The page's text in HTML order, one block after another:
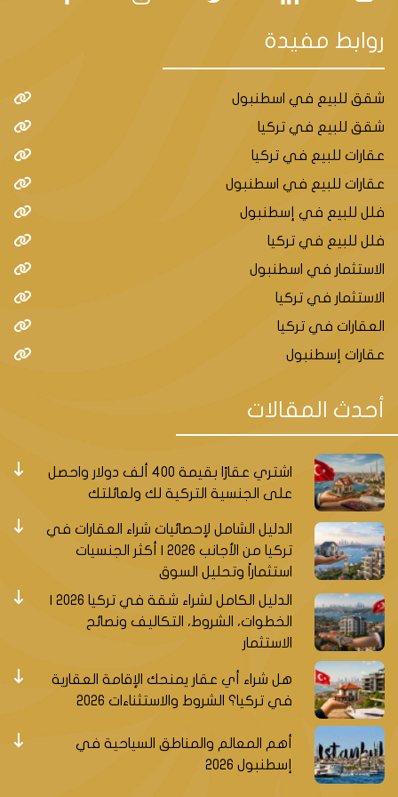
لتركيا وتشكل مقراً للمباني الحكومية والجامعات
والشركات الكبرى. تعتبر تشانكايا، ينيماهالي، وكيجيورين
من أفضل المناطق للاستثمار العقاري في أنقرة.
أما مدينة بورصة فهي مدينة مشهورة بجمالها التاريخي
والطبيعي. كما أنها أحد أهم مراكز صناعة السيارات
ويلدريم من أفضل المناطق للاستثمار العقاري في بورصة.
هل شراء شقة بالتقسيط في تركيا آمن؟
يمكن أن يكون شراء عقار بالتقسيط في تركيا خيارًا آمناً
وجذابًا للعديد من الأشخاص، ولكن من المهم الانتباه إلى
شراء العقارات أكثر أمانًا. وذلك من خلال البحث عن وكيل
عقاري موثوق عند شراء عقار بالتقسيط ويمكنك تقييم
موثوقية الوكيل العقاري من خلال التحقق من المعاملات
السابقة للوكيل العقاري ومراجعات العملاء. كما يجب
الانتباه وقراءة العقد بعناية عند شراء عقار بالتقسيط حيث
يجب أن تكون لديك المعرفة الكاملة بجدول السداد وأسعار
الفائدة والشروط الأخرى المحددة في العقد بالإضافة
للتحقق من حالة العقار الذي يعد نقطة مهمة أخرى يجب
مراعاتها عند شراء عقار بالتقسيط.
ويعتبر اختيار العقار الذي يناسب خطة الدفع الخاصة بك
أمرًا مهمًا أيضاً عند شراء عقار بالتقسيط لكي تحرص على
ألا تتجاوز الأقساط الشهرية ميزانيتك.
روابط مفيدة
شقق للبيع في اسطنبول
شقق للبيع في تركيا
عقارات للبيع في تركيا
عقارات للبيع في اسطنبول
فلل للبيع في إسطنبول
فلل للبيع في تركيا
الاستثمار في اسطنبول
الاستثمار في تركيا
العقارات في تركيا
عقارات إسطنبول
أحدث المقالات
اشتري عقارًا بقيمة 400 ألف دولار واحصل
على الجنسية التركية لك ولعائلتك
الدليل الشامل لإحصائيات شراء العقارات في
تركيا من الأجانب 2026 | أكثر الجنسيات
استثماراً وتحليل السوق
الخطوات، الشروط، التكاليف ونصائح
الاستثمار
هل شراء أي عقار يمنحك الإقامة العقارية
في تركيا؟ الشروط والاستثناءات 2026
أهم المعالم والمناطق السياحية في
إسطنبول 2026